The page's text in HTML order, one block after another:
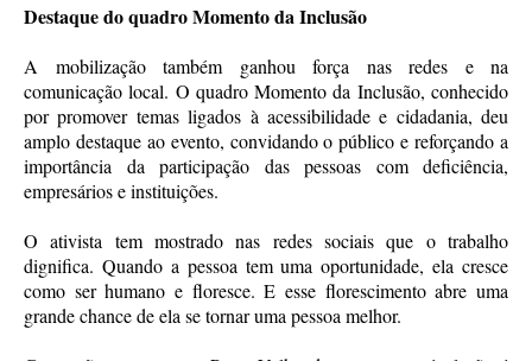
Destaque do quadro Momento da Inclusão
A mobilização também ganhou força nas redes e na
comunicação local. O quadro Momento da Inclusão, conhecido
por promover temas ligados à acessibilidade e cidadania, deu
amplo destaque ao evento, convidando o público e reforçando a
importância da participação das pessoas com deficiência,
empresários e instituições.
O ativista tem mostrado nas redes sociais que o trabalho
dignifica. Quando a pessoa tem uma oportunidade, ela cresce
como ser humano e floresce. E esse florescimento abre uma
grande chance de ela se tornar uma pessoa melhor.